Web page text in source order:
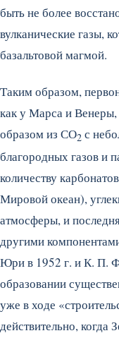
быть не более
вулканические газы,
базальтовой магмой.
Таким образом,
как у Марса и
образом из СО2 с
благородных газов и
количеству
Мировой океан),
атмосферы, и
другими
Юри в 1952 г. и К. П.
образовании
уже в ходе
действительно, когда